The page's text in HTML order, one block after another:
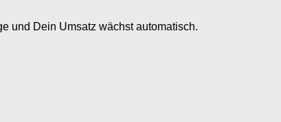
und Dein Umsatz wächst automatisch.